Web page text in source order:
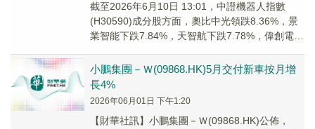
截至2026年6月10日 13:01，中證機器人指數
(H30590)成分股方面，奧比中光領跌8.36%，景
業智能下跌7.84%，天智航下跌7.78%，偉創電氣
小鵬集團－Ｗ(09868.HK)5月交付新車按月增
長4%
2026年06月01日 下午1:20
​【財華社訊】小鵬集團－Ｗ(09868.HK)公佈，